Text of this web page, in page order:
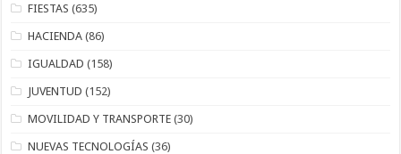
FIESTAS (635)
HACIENDA (86)
IGUALDAD (158)
JUVENTUD (152)
MOVILIDAD Y TRANSPORTE (30)
NUEVAS TECNOLOGÍAS (36)